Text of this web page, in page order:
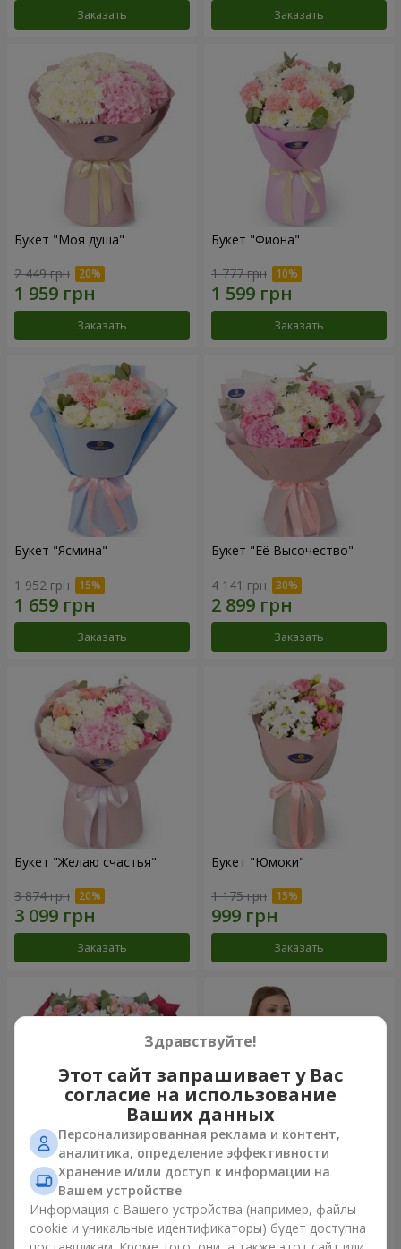
Заказать Заказать
Букет "Моя душа"
2 449 грн
Заказать
Букет "Фиона"
1 777 грн
Заказать
Букет "Ясмина"
1 952 грн
Заказать
Букет "Её Высочество"
4 141 грн
Заказать
Букет "Желаю счастья"
3 874 грн
Заказать
Букет "Юмоки"
1 175 грн
Заказать
Букет "Очарование
нежности"
3 199 грн
Композиция "Белоснежная
гармония"
2 665 грн
Здравствуйте!
Этот сайт запрашивает у Вас
согласие на использование
Ваших данных
Персонализированная реклама и контент,
аналитика, определение эффективности
Хранение и/или доступ к информации на
Вашем устройстве
Информация с Вашего устройства (например, файлы
cookie и уникальные идентификаторы) будет доступна